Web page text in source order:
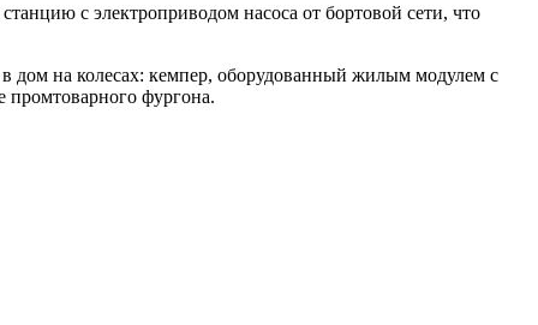
с электроприводом насоса от бортовой сети, что
дом на колесах: кемпер, оборудованный жилым модулем с
промтоварного фургона.